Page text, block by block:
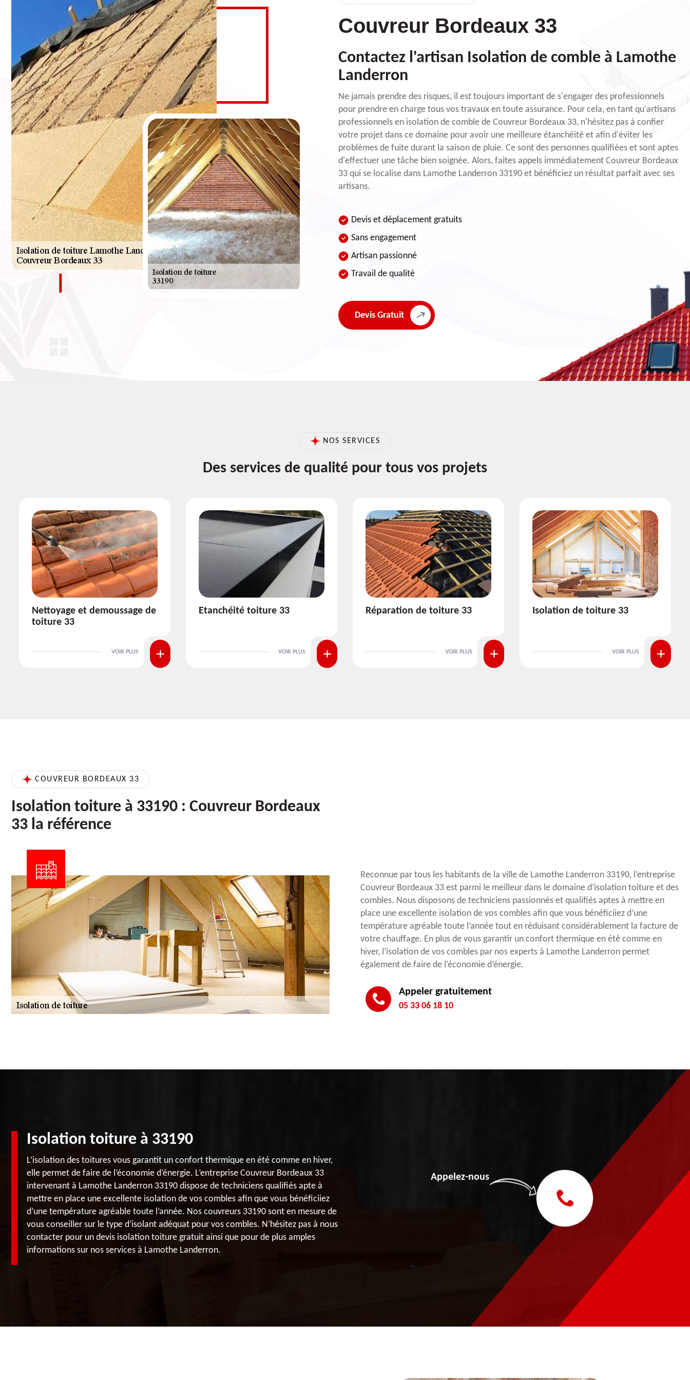
Couvreur Bordeaux 33
Contactez l'artisan Isolation de comble à Lamothe
Landerron
Ne jamais prendre des risques, il est toujours important de s'engager des professionnels
pour prendre en charge tous vos travaux en toute assurance. Pour cela, en tant qu'artisans
professionnels en isolation de comble de Couvreur Bordeaux 33, n'hésitez pas à confier
votre projet dans ce domaine pour avoir une meilleure étanchéité et afin d'éviter les
problèmes de fuite durant la saison de pluie. Ce sont des personnes qualifiées et sont aptes
d'effectuer une tâche bien soignée. Alors, faites appels immédiatement Couvreur Bordeaux
33 qui se localise dans Lamothe Landerron 33190 et bénéficiez un résultat parfait avec ses
artisans.
Devis et déplacement gratuits
Sans engagement
Artisan passionné
Travail de qualité
Devis Gratuit
NOS SERVICES
Des services de qualité pour tous vos projets
Etanchéité toiture 33
VOIR PLUS
Réparation de toiture 33
VOIR PLUS
Isolation de toiture 33
VOIR PLUS
Pose et nettoyage de
VOIR PLUS
COUVREUR BORDEAUX 33
Isolation toiture à 33190 : Couvreur Bordeaux
33 la référence
Reconnue par tous les habitants de la ville de Lamothe Landerron 33190, l’entreprise
Couvreur Bordeaux 33 est parmi le meilleur dans le domaine d’isolation toiture et des
combles. Nous disposons de techniciens passionnés et qualifiés aptes à mettre en
place une excellente isolation de vos combles afin que vous bénéficiiez d’une
température agréable toute l’année tout en réduisant considérablement la facture de
votre chauffage. En plus de vous garantir un confort thermique en été comme en
hiver, l’isolation de vos combles par nos experts à Lamothe Landerron permet
également de faire de l’économie d’énergie.
Appeler gratuitement
05 33 06 18 10
Isolation toiture à 33190
L’isolation des toitures vous garantit un confort thermique en été comme en hiver,
elle permet de faire de l’économie d’énergie. L’entreprise Couvreur Bordeaux 33
intervenant à Lamothe Landerron 33190 dispose de techniciens qualifiés apte à
mettre en place une excellente isolation de vos combles afin que vous bénéficiiez
d’une température agréable toute l’année. Nos couvreurs 33190 sont en mesure de
vous conseiller sur le type d’isolant adéquat pour vos combles. N’hésitez pas à nous
contacter pour un devis isolation toiture gratuit ainsi que pour de plus amples
informations sur nos services à Lamothe Landerron.
Appelez-nous